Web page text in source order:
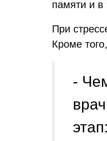
памяти и в
При
Кроме
-